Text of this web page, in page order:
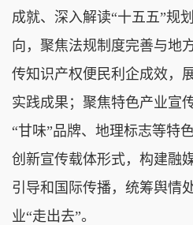
成就、深入解读“十五五”规
向，聚焦法规制度完善与地
传知识产权便民利企成效，
实践成果；聚焦特色产业宣
“甘味”品牌、地理标志等特
创新宣传载体形式，构建融
引导和国际传播，统筹舆情
业“走出去”。